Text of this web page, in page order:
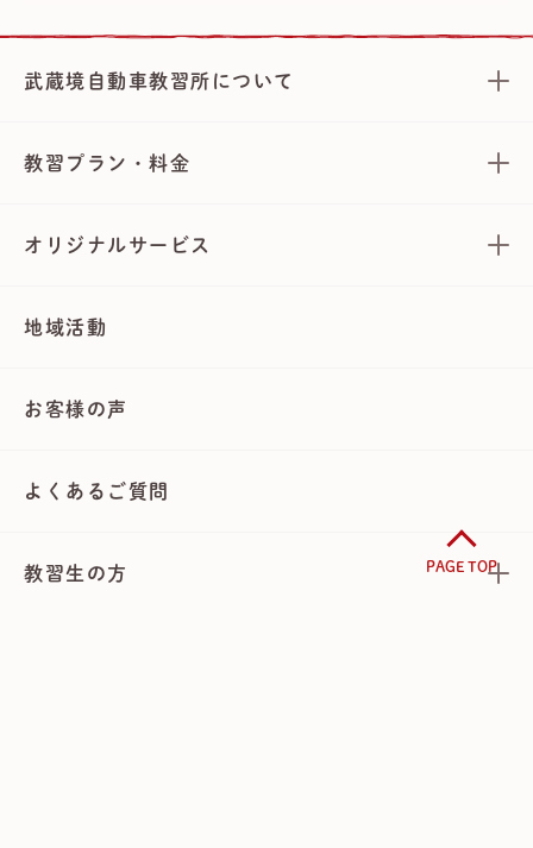
PAGE TOP
武蔵境自動車教習所について
教習プラン・料金
オリジナルサービス
地域活動
お客様の声
よくあるご質問
教習生の方